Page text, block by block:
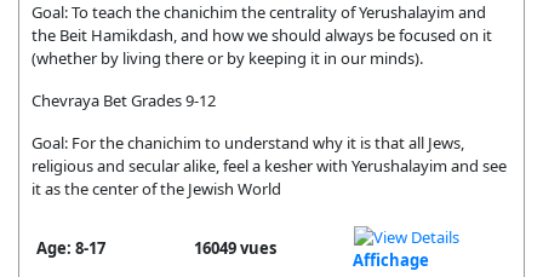
Goal: To teach the chanichim the centrality of Yerushalayim and
the Beit Hamikdash, and how we should always be focused on it
(whether by living there or by keeping it in our minds).
Chevraya Bet Grades 9-12
Goal: For the chanichim to understand why it is that all Jews,
religious and secular alike, feel a kesher with Yerushalayim and see
it as the center of the Jewish World
Age: 8-17 16049 vues
Affichage